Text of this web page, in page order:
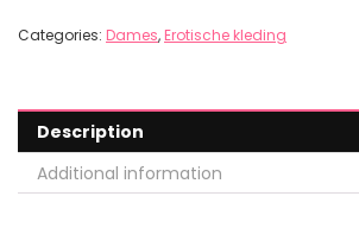
Categories: Dames, Erotische kleding
Description
Additional information